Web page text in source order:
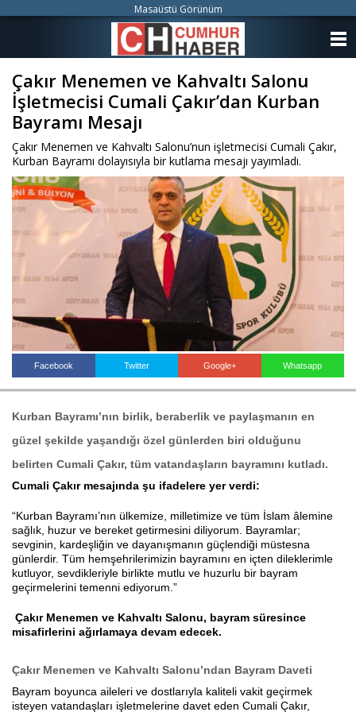
Çakır Menemen ve Kahvaltı Salonu
İşletmecisi Cumali Çakır’dan Kurban
Bayramı Mesajı
Çakır Menemen ve Kahvaltı Salonu’nun işletmecisi Cumali Çakır,
Kurban Bayramı dolayısıyla bir kutlama mesajı yayımladı.
Facebook Twitter Google+ Whatsapp
Kurban Bayramı’nın birlik, beraberlik ve paylaşmanın en
güzel şekilde yaşandığı özel günlerden biri olduğunu
belirten Cumali Çakır, tüm vatandaşların bayramını kutladı.
Cumali Çakır mesajında şu ifadelere yer verdi:
“Kurban Bayramı’nın ülkemize, milletimize ve tüm İslam âlemine
sağlık, huzur ve bereket getirmesini diliyorum. Bayramlar;
sevginin, kardeşliğin ve dayanışmanın güçlendiği müstesna
günlerdir. Tüm hemşehrilerimizin bayramını en içten dileklerimle
kutluyor, sevdikleriyle birlikte mutlu ve huzurlu bir bayram
geçirmelerini temenni ediyorum.”
Çakır Menemen ve Kahvaltı Salonu, bayram süresince
misafirlerini ağırlamaya devam edecek.
Çakır Menemen ve Kahvaltı Salonu’ndan Bayram Daveti
Bayram boyunca aileleri ve dostlarıyla kaliteli vakit geçirmek
isteyen vatandaşları işletmelerine davet eden Cumali Çakır,
Masaüstü Görünüm
KATEGORİLER
ANKETLER
FOTO GALERİ
VİDEO GALERİ
KÜNYE
İLETİŞİM
Haberin Doğru Adresi.